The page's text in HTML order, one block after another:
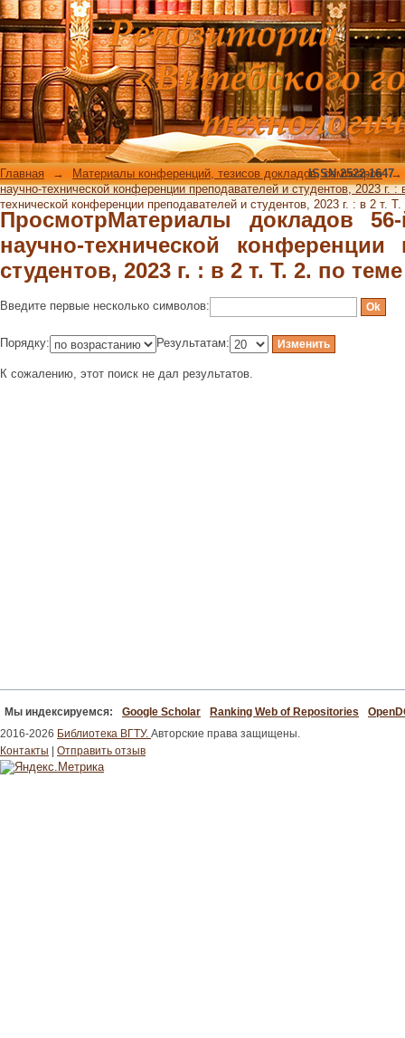
ПросмотрМатериалы докладов
конференции преподавателей и
Главная → Материалы конференций, тезисов докладов, семинаров →
научно-технической конференции преподавателей и студентов, 2023 г. :
технической конференции преподавателей и студентов, 2023 г. : в 2 т.
ISSN 2522-1647
ПросмотрМатериалы докладов
научно-технической конференции
студентов, 2023 г. : в 2 т. Т. 2. по теме
Введите первые несколько символов:
Порядку: Результатам:
К сожалению, этот поиск не дал результатов.
Мы индексируемся: Google Scholar Ranking Web of Repositories
2016-2026 Библиотека ВГТУ. Авторские права защищены.
Контакты
Отправить отзыв